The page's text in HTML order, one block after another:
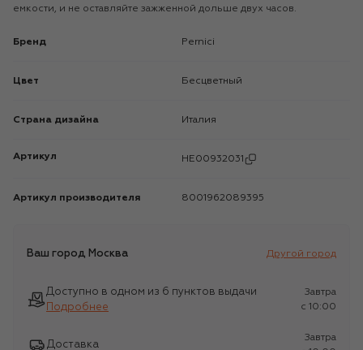
емкости, и не оставляйте зажженной дольше двух часов.
Бренд Pernici
Цвет Бесцветный
Страна дизайна Италия
Артикул HE00932031
Артикул производителя 8001962089395
Ваш город Москва Другой город
Доступно в одном из 6 пунктов выдачи
Подробнее
Завтра
c 10:00
Доставка
Завтра